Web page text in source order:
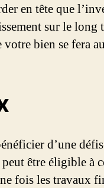
en tête que
sur le
bien se fera
d’une
être éligible à
fois les travaux